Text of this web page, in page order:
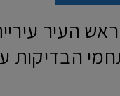
העיר
הבדיקות